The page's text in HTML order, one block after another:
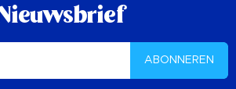
ABONNEREN